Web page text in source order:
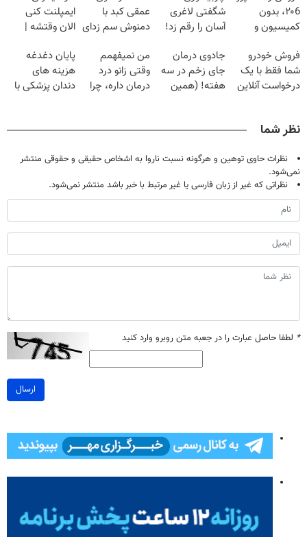
۲۰6، بدون
کمیسیون و
شگفتی لاغری
آسان را رقم زد!
عمقی کبد با
دمنوش سم زدای
ایمپلنت کنی
الان وقتشه |
میلیون تومان!!!
فروش خودرو
شما فقط با یک
درخواست آنلاین
جادوی درمان
جای زخم در سه
هفته! (همین
من نمیفهمم
وقتی زانو درد
درمان داره، چرا
پایان دغدغه
هزینه های
دندان پزشکی با
نظر شما
نظرات حاوی توهین و هرگونه نسبت ناروا به اشخاص حقیقی و حقوقی منتشر
نمی‌شود.
نظراتی که غیر از زبان فارسی یا غیر مرتبط با خبر باشد منتشر نمی‌شود.
* لطفا حاصل عبارت را در جعبه متن روبرو وارد کنید
ارسال